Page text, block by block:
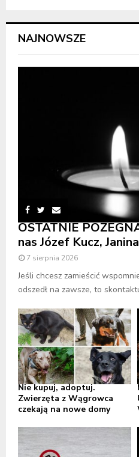
NAJNOWSZE
OSTATNIE
nas Józef Kucz,
7 sierpnia 2026
Jeśli chcesz zamieścić
odszedł na zawsze, to
Nie kupuj, adoptuj.
Zwierzęta z Wągrowca
czekają na nowe domy